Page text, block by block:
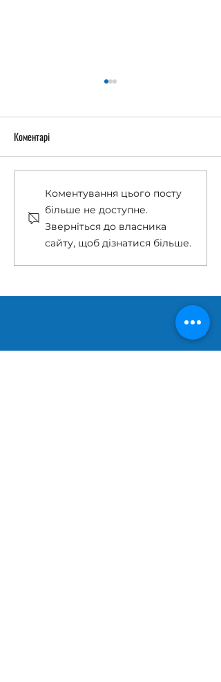
Останній дзвоник 2026
Коментарі
Коментування цього посту
більше не доступне.
Зверніться до власника
сайту, щоб дізнатися більше.